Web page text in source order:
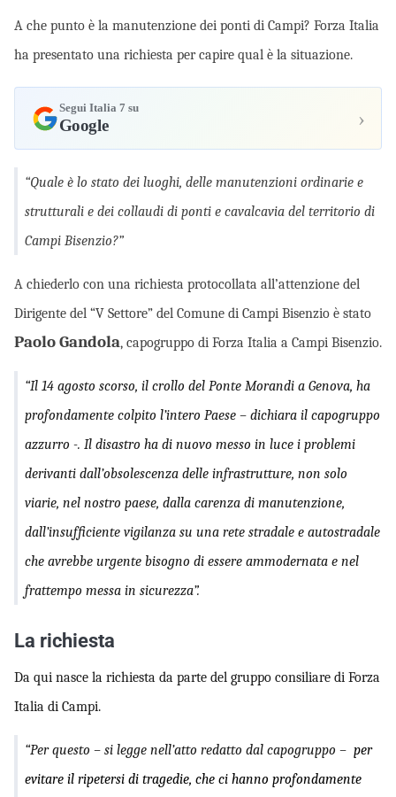
A che punto è la manutenzione dei ponti di Campi? Forza Italia
ha presentato una richiesta per capire qual è la situazione.
Segui Italia 7 su
Google ›
“Quale è lo stato dei luoghi, delle manutenzioni ordinarie e
strutturali e dei collaudi di ponti e cavalcavia del territorio di
Campi Bisenzio?”
A chiederlo con una richiesta protocollata all’attenzione del
Dirigente del “V Settore” del Comune di Campi Bisenzio è stato
Paolo Gandola, capogruppo di Forza Italia a Campi Bisenzio.
“Il 14 agosto scorso, il crollo del Ponte Morandi a Genova, ha
profondamente colpito l’intero Paese – dichiara il capogruppo
azzurro -. Il disastro ha di nuovo messo in luce i problemi
derivanti dall’obsolescenza delle infrastrutture, non solo
viarie, nel nostro paese, dalla carenza di manutenzione,
dall’insufficiente vigilanza su una rete stradale e autostradale
che avrebbe urgente bisogno di essere ammodernata e nel
frattempo messa in sicurezza”.
La richiesta
Da qui nasce la richiesta da parte del gruppo consiliare di Forza
Italia di Campi.
“Per questo – si legge nell’atto redatto dal capogruppo – per
evitare il ripetersi di tragedie, che ci hanno profondamente